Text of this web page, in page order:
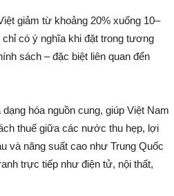
giảm từ khoảng 20% xuống 10–
có ý nghĩa khi đặt trong tương
sách – đặc biệt liên quan đến
hóa nguồn cung, giúp Việt Nam
thuế giữa các nước thu hẹp, lợi
và năng suất cao như Trung Quốc
trực tiếp như điện tử, nội thất,